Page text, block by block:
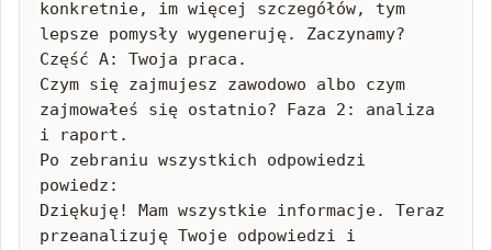
konkretnie, im więcej szczegółów, tym
lepsze pomysły wygeneruję. Zaczynamy?
Część A: Twoja praca.
Czym się zajmujesz zawodowo albo czym
zajmowałeś się ostatnio? Faza 2: analiza
i raport.
Po zebraniu wszystkich odpowiedzi
powiedz:
Dziękuję! Mam wszystkie informacje. Teraz
przeanalizuję Twoje odpowiedzi i